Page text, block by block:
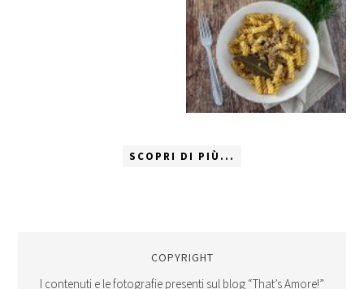
SCOPRI DI PIÙ...
COPYRIGHT
I contenuti e le fotografie presenti sul blog “That’s Amore!”